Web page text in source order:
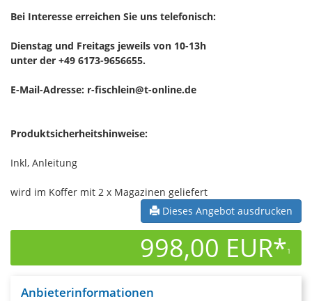
Bei Interesse erreichen Sie uns telefonisch:
Dienstag und Freitags jeweils von 10-13h
unter der +49 6173-9656655.
E-Mail-Adresse: r-fischlein@t-online.de
Produktsicherheitshinweise:
Inkl, Anleitung
wird im Koffer mit 2 x Magazinen geliefert
Dieses Angebot ausdrucken
998,00 EUR*1
Anbieterinformationen